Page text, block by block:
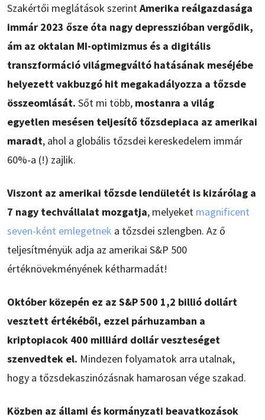
Szakértői meglátások szerintAmerika reálgazdasága
immár 2023 ősze óta nagy depresszióban vergődik,
ám az oktalan MI-optimizmus és a digitális
transzformáció világmegváltó hatásának meséjébe
helyezett vakbuzgó hit megakadályozza a tőzsde
összeomlását. Sőt mi több, mostanra a világ
egyetlen mesésen teljesítő tőzsdepiaca az amerikai
maradt, ahol a globális tőzsdei kereskedelem immár
60%-a (!) zajlik.
Viszont az amerikai tőzsde lendületét is kizárólag a
7 nagy techvállalat mozgatja, melyeket magnificent
seven-ként emlegetnek a tőzsdei szlengben. Az ő
teljesítményük adja az amerikai S&P 500
értéknövekményének kétharmadát!
Október közepén ez az S&P 500 1,2 billió dollárt
vesztett értékéből, ezzel párhuzamban a
kriptopiacok 400 milliárd dollár veszteséget
szenvedtek el. Mindezen folyamatok arra utalnak,
hogy a tőzsdekaszinózásnak hamarosan vége szakad.
Közben az állami és kormányzati beavatkozások